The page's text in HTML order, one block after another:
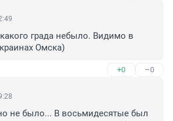
града небыло. Видимо в
Омска)
+0 –0
не было... В восьмидесятые был